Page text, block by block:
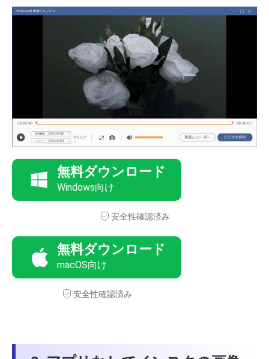
無料ダウンロード
Windows向け
安全性確認済み
無料ダウンロード
macOS向け
安全性確認済み